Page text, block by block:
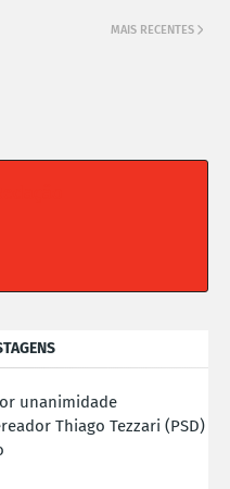
MAIS RECENTES
unanimidade
Thiago Tezzari (PSD)